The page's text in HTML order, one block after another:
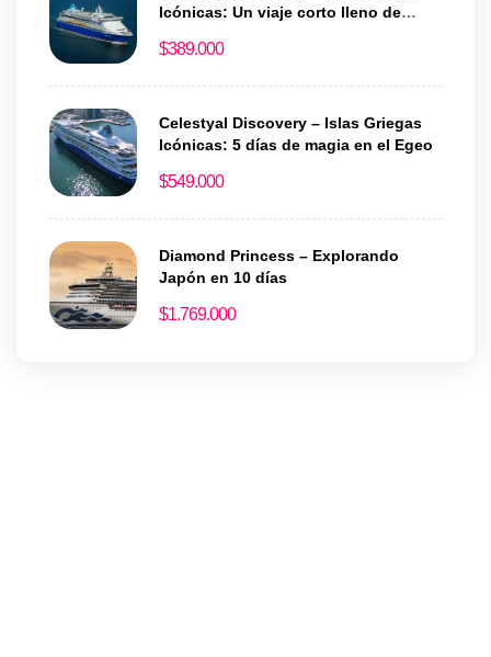
Icónicas: Un viaje corto lleno de
$389.000
Celestyal Discovery – Islas Griegas
Icónicas: 5 días de magia en el Egeo
$549.000
Diamond Princess – Explorando
Japón en 10 días
$1.769.000